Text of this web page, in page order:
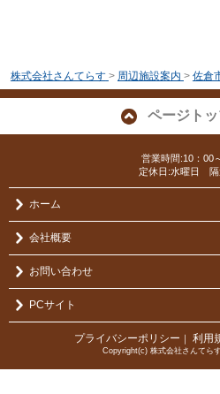
株式会社さんてらす > 周辺施設案内 > 佐倉
ページト
営業時間:10：00
定休日:水曜日 隔
ホーム
会社概要
お問い合わせ
PCサイト
プライバシーポリシー ｜ 利用
Copyright(c) 株式会社さんてら